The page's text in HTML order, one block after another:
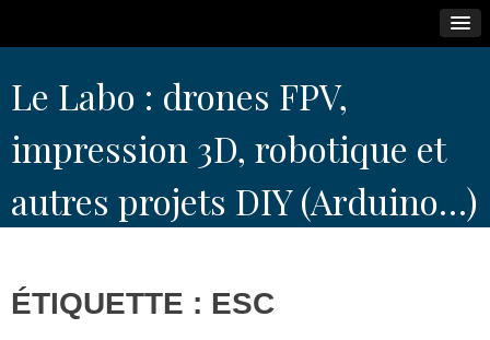
to
content
Le Labo : drones FPV,
impression 3D, robotique et
autres projets DIY (Arduino…)
ÉTIQUETTE : ESC